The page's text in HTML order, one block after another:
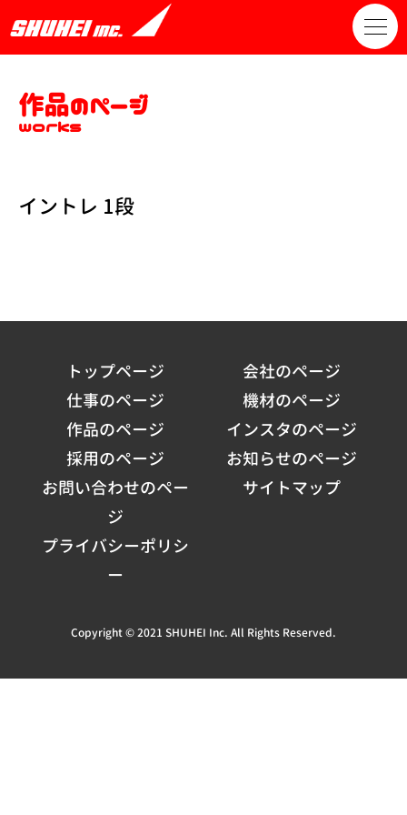
作品のページ
works
イントレ 1段
トップページ
会社のページ
仕事のページ
機材のページ
作品のページ
インスタのページ
採用のページ
お知らせのページ
お問い合わせのペー
ジ
サイトマップ
プライバシーポリシ
ー
Copyright © 2021 SHUHEI Inc. All Rights Reserved.